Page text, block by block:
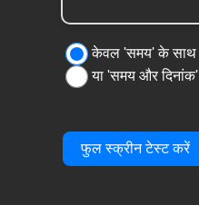
केवल 'समय' के साथ
या 'समय और दिनांक'
फुल स्क्रीन टेस्ट करें